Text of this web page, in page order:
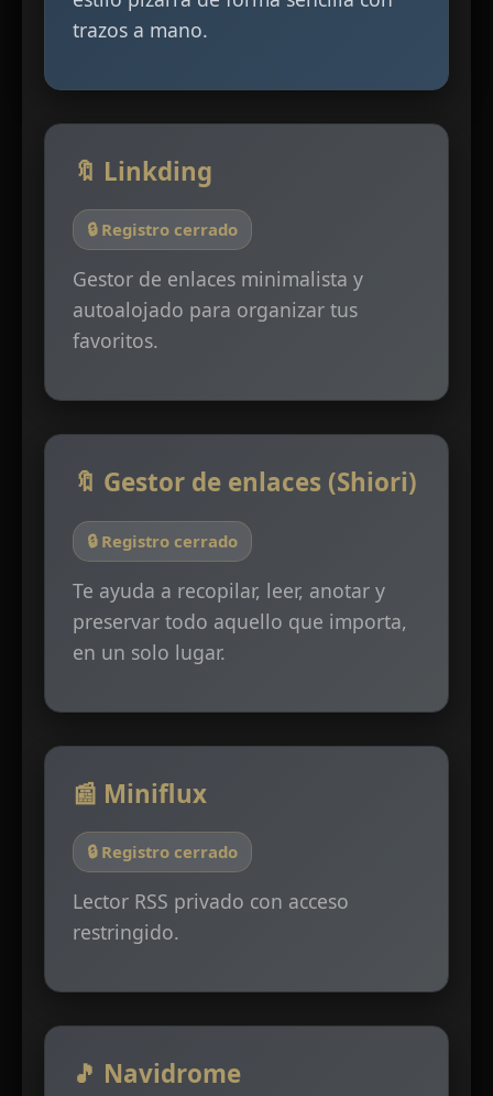
trazos a mano.
🔖 Linkding
🔒 Registro cerrado
Gestor de enlaces minimalista y
autoalojado para organizar tus
favoritos.
🔖 Gestor de enlaces (Shiori)
🔒 Registro cerrado
Te ayuda a recopilar, leer, anotar y
preservar todo aquello que importa,
en un solo lugar.
📰 Miniflux
🔒 Registro cerrado
Lector RSS privado con acceso
restringido.
🎵 Navidrome